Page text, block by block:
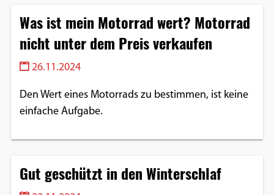
Was ist mein Motorrad wert? Motorrad
nicht unter dem Preis verkaufen
26.11.2024
Den Wert eines Motorrads zu bestimmen, ist keine
einfache Aufgabe.
Gut geschützt in den Winterschlaf